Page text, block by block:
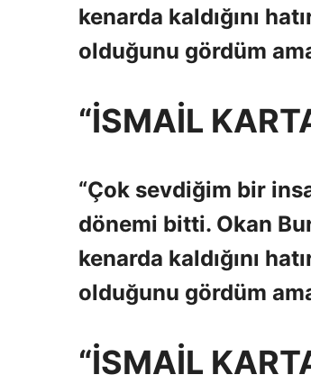
kenarda kaldığını
olduğunu gördüm
“İSMAİL
“Çok sevdiğim bir
dönemi bitti. Okan
kenarda kaldığını
olduğunu gördüm
“İSMAİL